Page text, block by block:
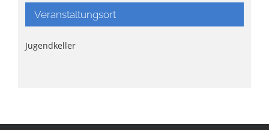
Veranstaltungsort
Jugendkeller